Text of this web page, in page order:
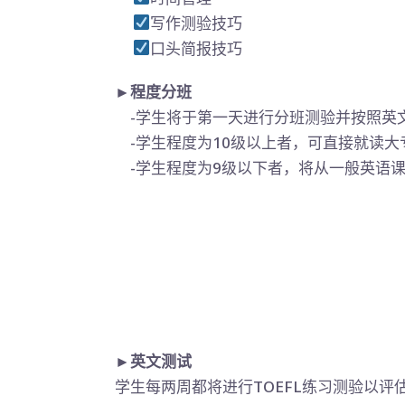
写作测验技巧
口头简报技巧
►程度分班
-学生将于第一天进行分班测验并按照英
-学生程度为10级以上者，可直接就读大
-学生程度为9级以下者，将从一般英语
►英文测试
学生每两周都将进行TOEFL练习测验以